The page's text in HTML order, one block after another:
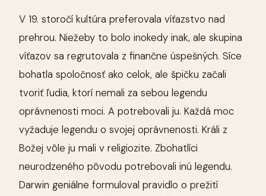
V 19. storočí kultúra preferovala víťazstvo nad
prehrou. Niežeby to bolo inokedy inak, ale skupina
víťazov sa regrutovala z finančne úspešných. Síce
bohatla spoločnosť ako celok, ale špičku začali
tvoriť ľudia, ktorí nemali za sebou legendu
oprávnenosti moci. A potrebovali ju. Každá moc
vyžaduje legendu o svojej oprávnenosti. Králi z
Božej vôle ju mali v religiozite. Zbohatlíci
neurodzeného pôvodu potrebovali inú legendu.
Darwin geniálne formuloval pravidlo o prežití